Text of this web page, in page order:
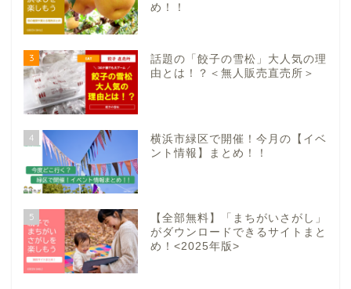
め！！
3
話題の「餃子の雪松」大人気の理
由とは！？＜無人販売直売所＞
4
横浜市緑区で開催！今月の【イベ
ント情報】まとめ！！
5
【全部無料】「まちがいさがし」
がダウンロードできるサイトまと
め！<2025年版>